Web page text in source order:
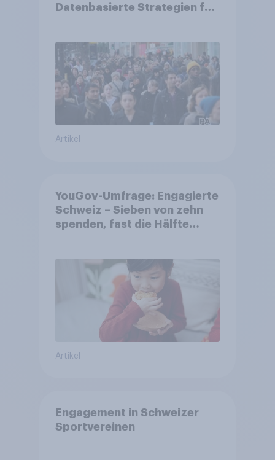
Datenbasierte Strategien für
Artikel
YouGov-Umfrage: Engagierte
Schweiz – Sieben von zehn
spenden, fast die Hälfte
Artikel
Engagement in Schweizer
Sportvereinen